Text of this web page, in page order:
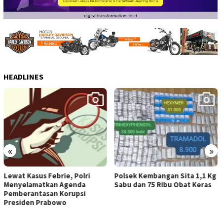
HEADLINES
« »
Polsek Kembangan Sita 1,1 Kg
Sabu dan 75 Ribu Obat Keras
Yonarmed 11/GG dan
Yonarmed 1/Roket Kostrad